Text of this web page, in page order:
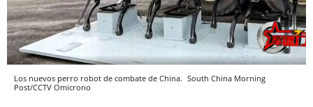
Los nuevos perro robot de combate de China. South China Morning
Post/CCTV Omicrono